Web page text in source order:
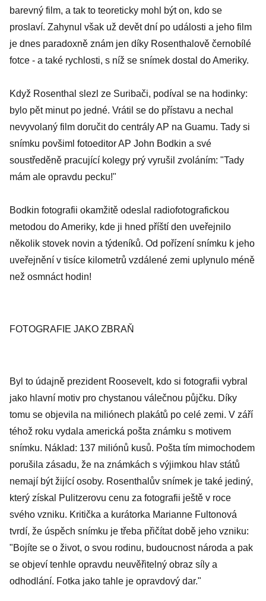
barevný film, a tak to teoreticky mohl být on, kdo se
proslaví. Zahynul však už devět dní po události a jeho film
je dnes paradoxně znám jen díky Rosenthalově černobílé
fotce - a také rychlosti, s níž se snímek dostal do Ameriky.
Když Rosenthal slezl ze Suribači, podíval se na hodinky:
bylo pět minut po jedné. Vrátil se do přístavu a nechal
nevyvolaný film doručit do centrály AP na Guamu. Tady si
snímku povšiml fotoeditor AP John Bodkin a své
soustředěně pracující kolegy prý vyrušil zvoláním: "Tady
mám ale opravdu pecku!"
Bodkin fotografii okamžitě odeslal radiofotografickou
metodou do Ameriky, kde ji hned příští den uveřejnilo
několik stovek novin a týdeníků. Od pořízení snímku k jeho
uveřejnění v tisíce kilometrů vzdálené zemi uplynulo méně
než osmnáct hodin!
FOTOGRAFIE JAKO ZBRAŇ
Byl to údajně prezident Roosevelt, kdo si fotografii vybral
jako hlavní motiv pro chystanou válečnou půjčku. Díky
tomu se objevila na miliónech plakátů po celé zemi. V září
téhož roku vydala americká pošta známku s motivem
snímku. Náklad: 137 miliónů kusů. Pošta tím mimochodem
porušila zásadu, že na známkách s výjimkou hlav států
nemají být žijící osoby. Rosenthalův snímek je také jediný,
který získal Pulitzerovu cenu za fotografii ještě v roce
svého vzniku. Kritička a kurátorka Marianne Fultonová
tvrdí, že úspěch snímku je třeba přičítat době jeho vzniku:
"Bojíte se o život, o svou rodinu, budoucnost národa a pak
se objeví tenhle opravdu neuvěřitelný obraz síly a
odhodlání. Fotka jako tahle je opravdový dar."